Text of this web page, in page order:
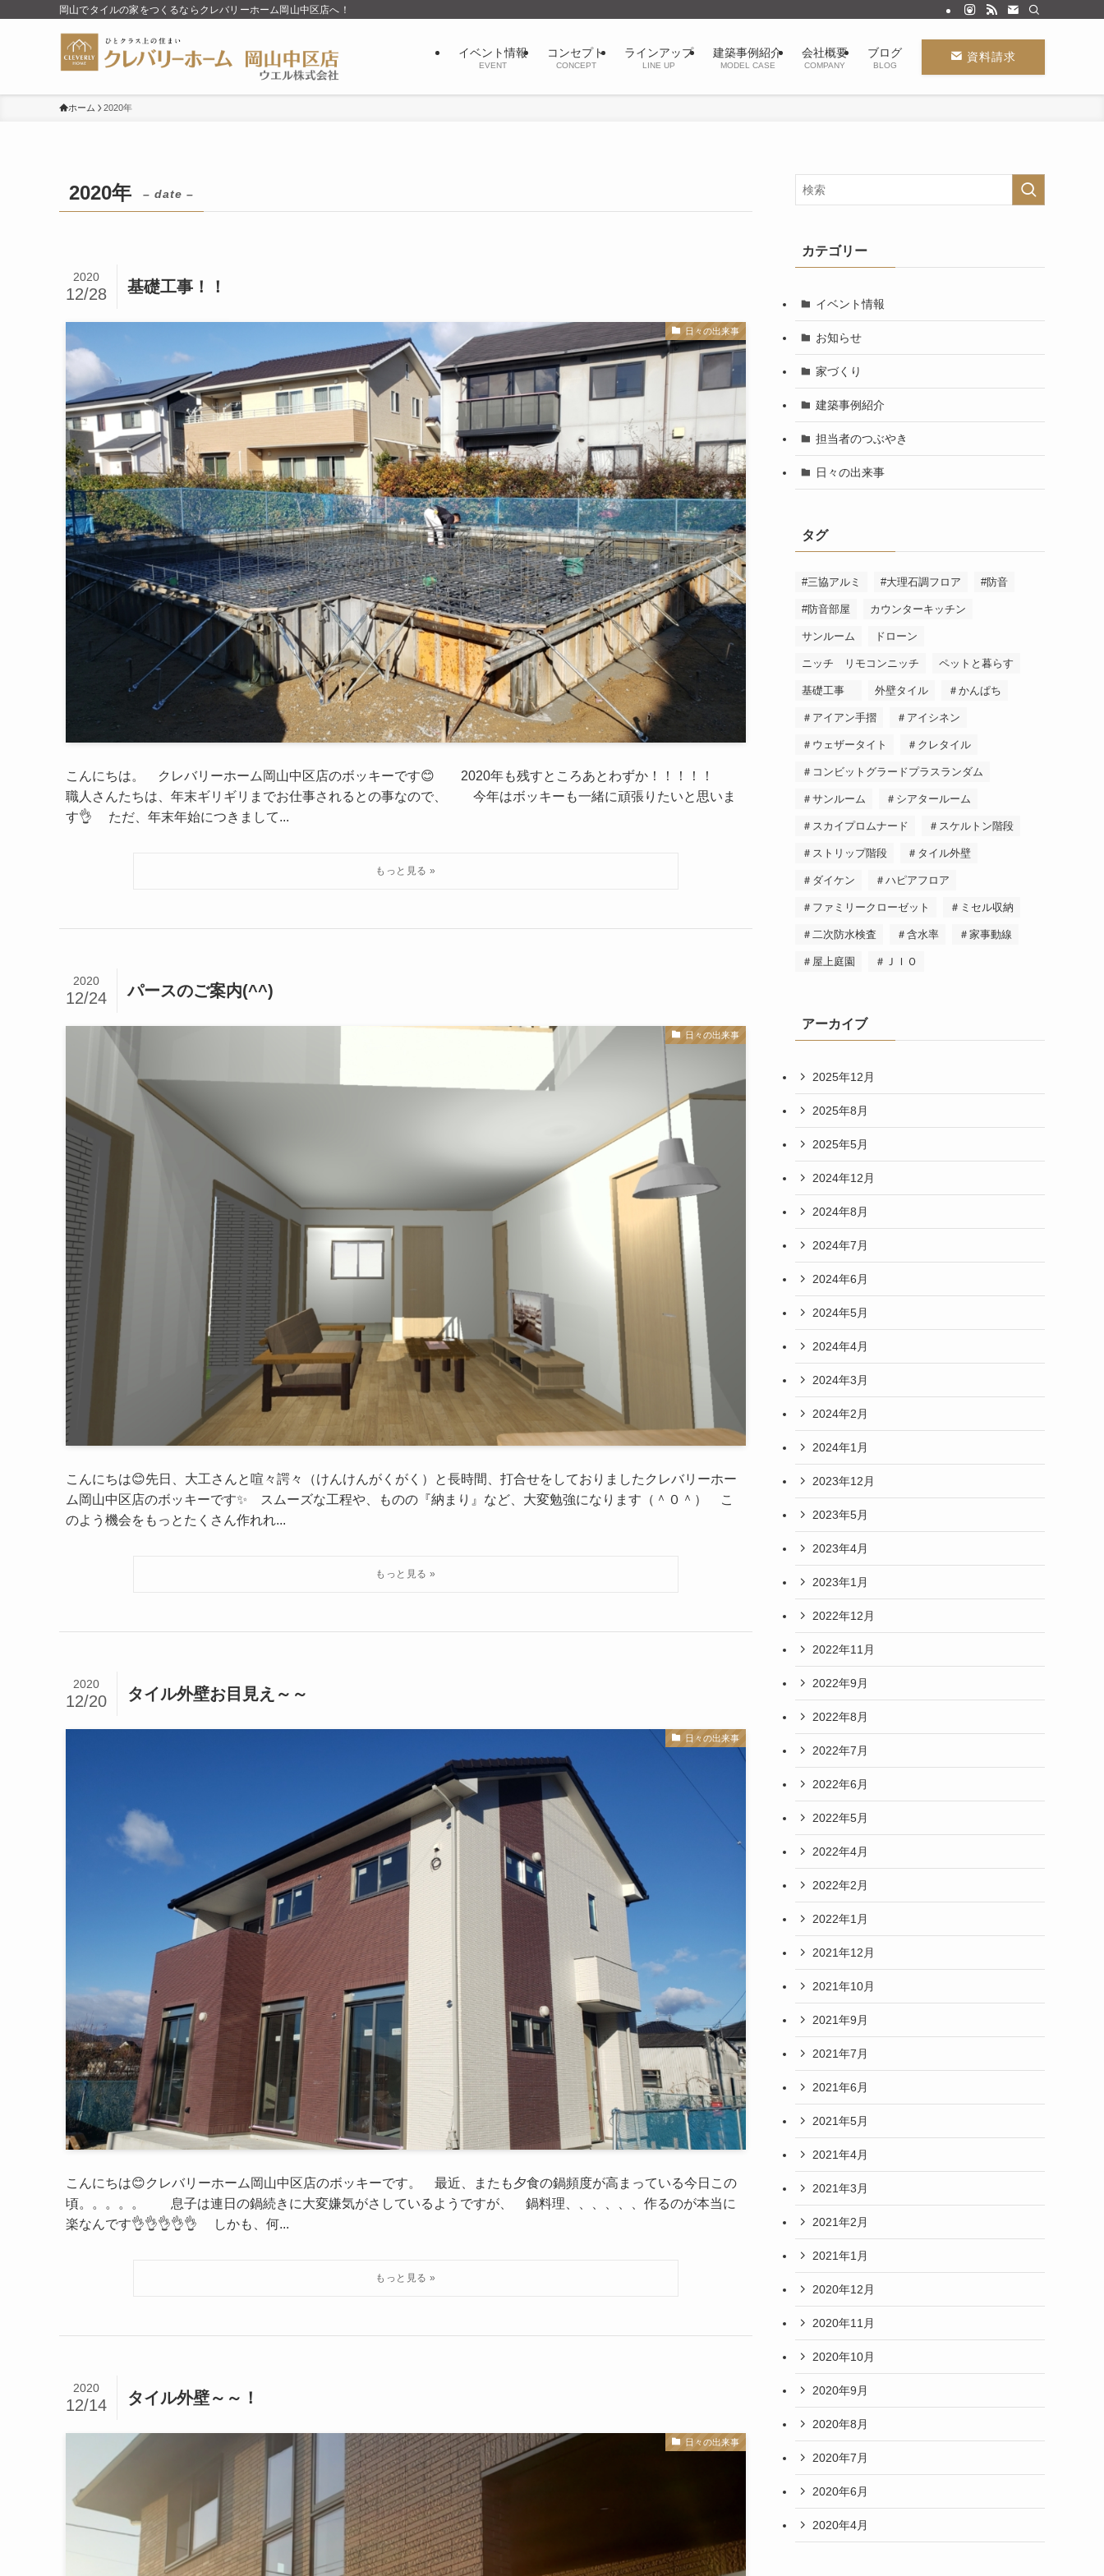
岡山でタイルの家をつくるならクレバリーホーム岡山中区店へ！
イベント情報
EVENT
コンセプト
CONCEPT
ラインアップ
LINE UP
建築事例紹介
MODEL CASE
会社概要
COMPANY
ブログ
BLOG
資料請求
ホーム 2020年
2020年 – date –
基礎工事！！
2020
12/28
日々の出来事
こんにちは。 クレバリーホーム岡山中区店のボッキーです😊 2020年も残すところあとわずか！！！！！
職人さんたちは、年末ギリギリまでお仕事されるとの事なので、 今年はボッキーも一緒に頑張りたいと思いま
す👌 ただ、年末年始につきまして...
パースのご案内(^^)
2020
12/24
日々の出来事
こんにちは😊先日、大工さんと喧々諤々（けんけんがくがく）と長時間、打合せをしておりましたクレバリーホー
ム岡山中区店のボッキーです✨ スムーズな工程や、ものの『納まり』など、大変勉強になります（＾０＾） こ
のよう機会をもっとたくさん作れれ...
タイル外壁お目見え～～
2020
12/20
日々の出来事
こんにちは😊クレバリーホーム岡山中区店のボッキーです。 最近、またも夕食の鍋頻度が高まっている今日この
頃。。。。。 息子は連日の鍋続きに大変嫌気がさしているようですが、 鍋料理、、、、、、作るのが本当に
楽なんです👌👌👌👌👌 しかも、何...
タイル外壁～～！
2020
12/14
日々の出来事
カテゴリー
イベント情報
お知らせ
家づくり
建築事例紹介
担当者のつぶやき
日々の出来事
タグ
#三協アルミ #大理石調フロア #防音
#防音部屋 カウンターキッチン
サンルーム ドローン
ニッチ リモコンニッチ ペットと暮らす
基礎工事 外壁タイル ＃かんぱち
＃アイアン手摺 ＃アイシネン
＃ウェザータイト ＃クレタイル
＃コンビットグラードプラスランダム
＃サンルーム ＃シアタールーム
＃スカイプロムナード ＃スケルトン階段
＃ストリップ階段 ＃タイル外壁
＃ダイケン ＃ハピアフロア
＃ファミリークローゼット ＃ミセル収納
＃二次防水検査 ＃含水率 ＃家事動線
＃屋上庭園 ＃ＪＩＯ
アーカイブ
2025年12月
2025年8月
2025年5月
2024年12月
2024年8月
2024年7月
2024年6月
2024年5月
2024年4月
2024年3月
2024年2月
2024年1月
2023年12月
2023年5月
2023年4月
2023年1月
2022年12月
2022年11月
2022年9月
2022年8月
2022年7月
2022年6月
2022年5月
2022年4月
2022年2月
2022年1月
2021年12月
2021年10月
2021年9月
2021年7月
2021年6月
2021年5月
2021年4月
2021年3月
2021年2月
2021年1月
2020年12月
2020年11月
2020年10月
2020年9月
2020年8月
2020年7月
2020年6月
2020年4月